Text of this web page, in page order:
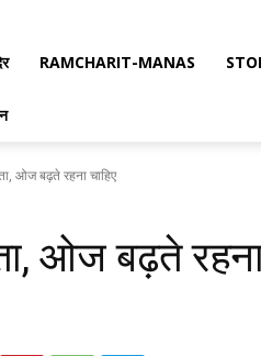
RAMCHARIT-MANAS
ओज बढ़ते रहना चाहिए
ओज बढ़ते रहना